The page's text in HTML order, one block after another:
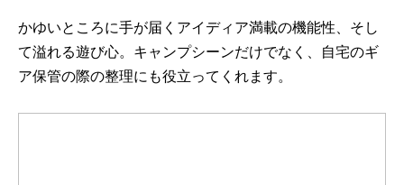
かゆいところに手が届くアイディア満載の機能性、そし
て溢れる遊び心。キャンプシーンだけでなく、自宅のギ
ア保管の際の整理にも役立ってくれます。